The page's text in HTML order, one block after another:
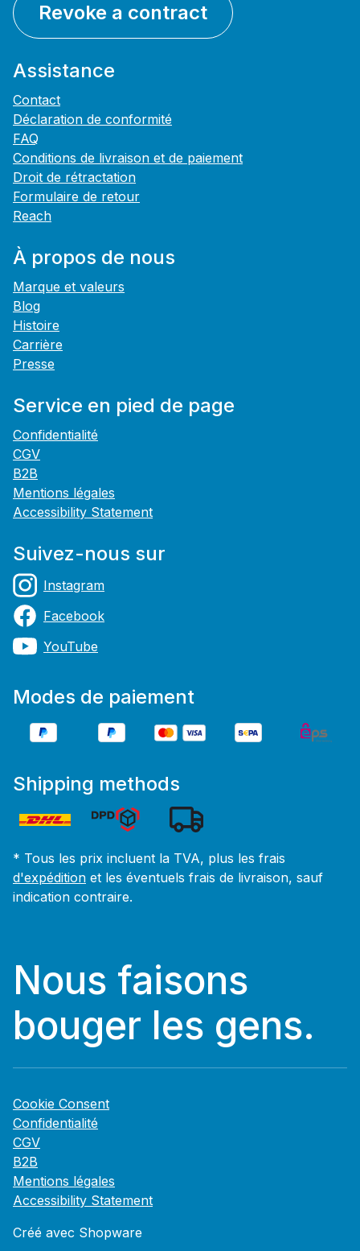
Revoke a contract
Assistance
Contact
Déclaration de conformité
FAQ
Conditions de livraison et de paiement
Droit de rétractation
Formulaire de retour
Reach
À propos de nous
Marque et valeurs
Blog
Histoire
Carrière
Presse
Service en pied de page
Confidentialité
CGV
B2B
Mentions légales
Accessibility Statement
Suivez-nous sur
Instagram
Facebook
YouTube
Modes de paiement
Shipping methods
* Tous les prix incluent la TVA, plus les frais
d'expédition et les éventuels frais de livraison, sauf
indication contraire.
Nous faisons
bouger les gens.
Cookie Consent
Confidentialité
CGV
B2B
Mentions légales
Accessibility Statement
Créé avec Shopware